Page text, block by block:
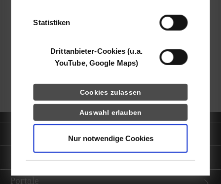
Statistiken
Drittanbieter-Cookies (u.a.
YouTube, Google Maps)
Cookies zulassen
Auswahl erlauben
Nur notwendige Cookies
zurück zur Ergebnisliste
Informationen für
Portale